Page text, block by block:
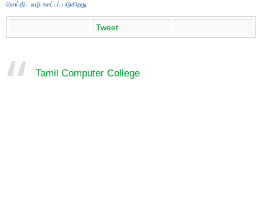
செய்திட வழி காட்டப் படுகிறது.
Tweet
Tamil Computer College